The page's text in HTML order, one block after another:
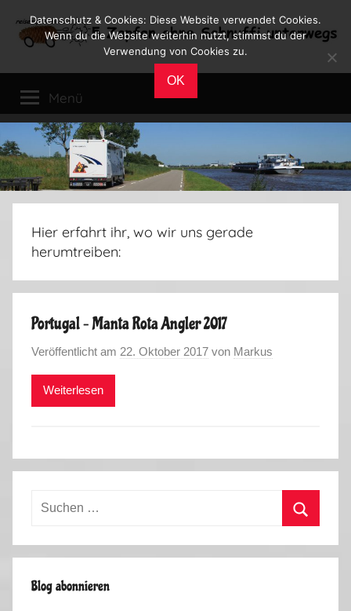
Inhalt
Reiseblog
Leben
im
Wohnmobil
Menü
Hier erfahrt ihr, wo wir uns gerade
herumtreiben:
Portugal – Manta Rota Angler 2017
Veröffentlicht am 22. Oktober 2017 von Markus
Weiterlesen
Suchen
Blog abonnieren
Datenschutz & Cookies: Diese Website verwendet Cookies.
Wenn du die Website weiterhin nutzt, stimmst du der
Verwendung von Cookies zu.
OK